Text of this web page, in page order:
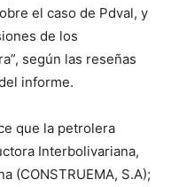
el caso de Pdval, y
de los
según las reseñas
informe.
que la petrolera
Interbolivariana,
(CONSTRUEMA, S.A);